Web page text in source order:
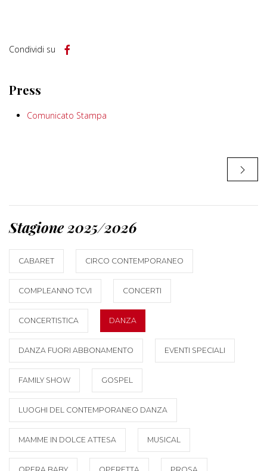
Condividi su
Press
Comunicato Stampa
Stagione 2025/2026
CABARET CIRCO CONTEMPORANEO
COMPLEANNO TCVI CONCERTI
CONCERTISTICA DANZA
DANZA FUORI ABBONAMENTO EVENTI SPECIALI
FAMILY SHOW GOSPEL
LUOGHI DEL CONTEMPORANEO DANZA
MAMME IN DOLCE ATTESA MUSICAL